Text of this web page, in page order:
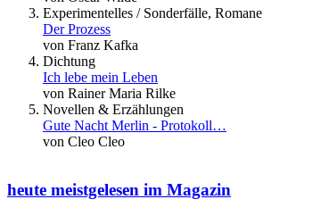
Experimentelles / Sonderfälle, Romane
Der Prozess
von Franz Kafka
Dichtung
Ich lebe mein Leben
von Rainer Maria Rilke
Novellen & Erzählungen
Gute Nacht Merlin - Protokoll…
von Cleo Cleo
heute meistgelesen im Magazin